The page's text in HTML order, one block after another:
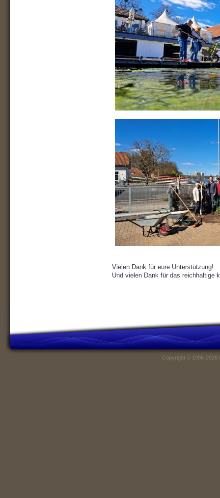
Vielen Dank für eure Unterstützung!
Und vielen Dank für das reichhaltige
Copyright © 1996-2026